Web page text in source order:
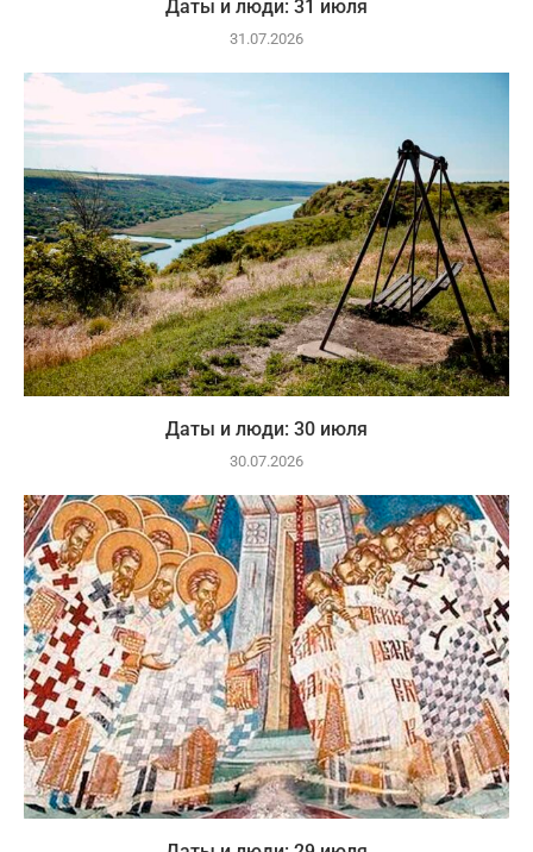
Даты и люди: 31 июля
31.07.2026
Даты и люди: 30 июля
30.07.2026